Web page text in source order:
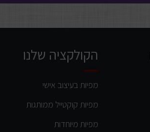
הקולקציה שלנו
מפיות בעיצוב אישי
מפיות קוקטייל ממותגות
מפיות מיוחדות